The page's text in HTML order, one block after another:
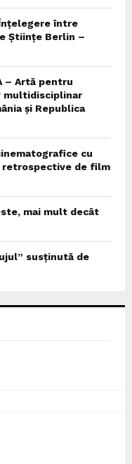
între
Științe Berlin –
– Artă pentru
multidisciplinar
și Republica
cu
retrospective de film
mai mult decât
susținută de